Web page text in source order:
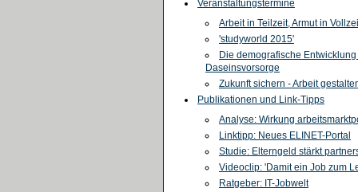
Veranstaltungstermine
Arbeit in Teilzeit, Armut in
'studyworld 2015'
Die demografische
Daseinsvorsorge
Zukunft sichern - Arbeit
Publikationen und Link-Tipps
Analyse: Wirkung
Linktipp: Neues ELINET-Portal
Studie: Elterngeld stärkt
Videoclip: 'Damit ein Job zum
Ratgeber: IT-Jobwelt